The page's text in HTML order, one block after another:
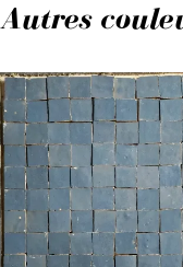
Autres